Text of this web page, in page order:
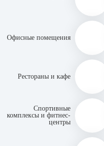
Офисные помещения
Рестораны и кафе
Спортивные
комплексы и фитнес-
центры